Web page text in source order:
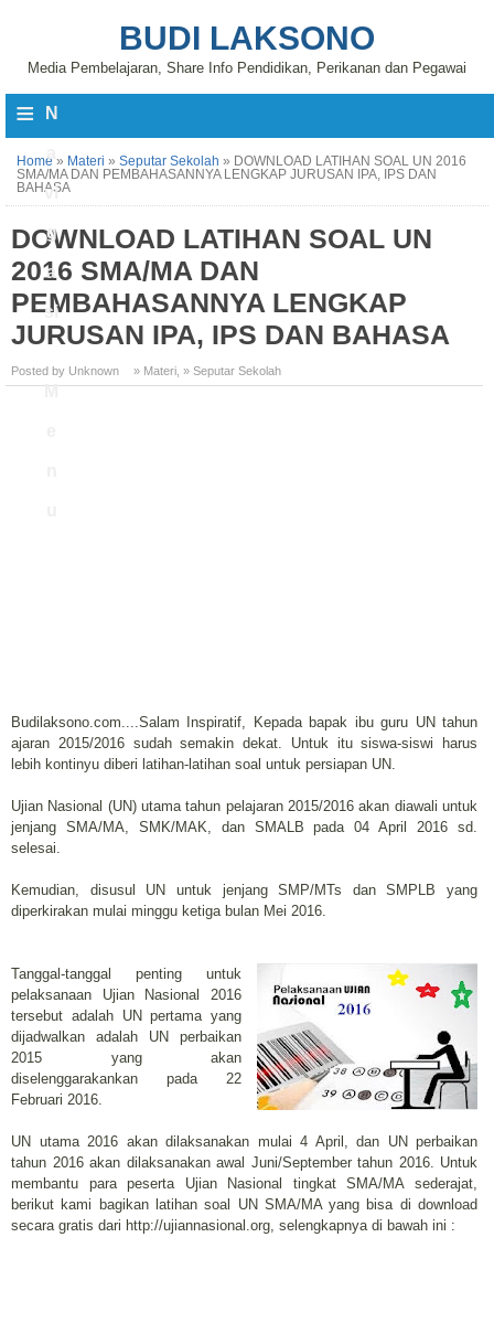
BUDI LAKSONO
Media Pembelajaran, Share Info Pendidikan, Perikanan dan Pegawai
≡ N
vi
g
a
si
M
Home » Materi » Seputar Sekolah » DOWNLOAD LATIHAN SOAL UN 2016
SMA/MA DAN PEMBAHASANNYA LENGKAP JURUSAN IPA, IPS DAN
BAHASA
DOWNLOAD LATIHAN SOAL UN
2016 SMA/MA DAN
PEMBAHASANNYA LENGKAP
JURUSAN IPA, IPS DAN BAHASA
Posted by Unknown » Materi » Seputar Sekolah
Budilaksono.com....Salam Inspiratif, Kepada bapak ibu guru UN tahun
ajaran 2015/2016 sudah semakin dekat. Untuk itu siswa-siswi harus
lebih kontinyu diberi latihan-latihan soal untuk persiapan UN.
Ujian Nasional (UN) utama tahun pelajaran 2015/2016 akan diawali untuk
jenjang SMA/MA, SMK/MAK, dan SMALB pada 04 April 2016 sd.
selesai.
Kemudian, disusul UN untuk jenjang SMP/MTs dan SMPLB yang
diperkirakan mulai minggu ketiga bulan Mei 2016.
Tanggal-tanggal penting untuk
pelaksanaan Ujian Nasional 2016
tersebut adalah UN pertama yang
dijadwalkan adalah UN perbaikan
2015 yang akan
diselenggarakankan pada 22
Februari 2016.
UN utama 2016 akan dilaksanakan mulai 4 April, dan UN perbaikan
tahun 2016 akan dilaksanakan awal Juni/September tahun 2016. Untuk
membantu para peserta Ujian Nasional tingkat SMA/MA sederajat,
berikut kami bagikan latihan soal UN SMA/MA yang bisa di download
secara gratis dari http://ujiannasional.org, selengkapnya di bawah ini :